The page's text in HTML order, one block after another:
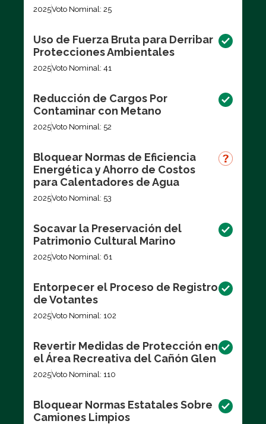
2025Voto Nominal: 25
Uso de Fuerza Bruta para Derribar
Protecciones Ambientales
2025Voto Nominal: 41
Reducción de Cargos Por
Contaminar con Metano
2025Voto Nominal: 52
Bloquear Normas de Eficiencia
Energética y Ahorro de Costos
para Calentadores de Agua
2025Voto Nominal: 53
Socavar la Preservación del
Patrimonio Cultural Marino
2025Voto Nominal: 61
Entorpecer el Proceso de Registro
de Votantes
2025Voto Nominal: 102
Revertir Medidas de Protección en
el Área Recreativa del Cañón Glen
2025Voto Nominal: 110
Bloquear Normas Estatales Sobre
Camiones Limpios